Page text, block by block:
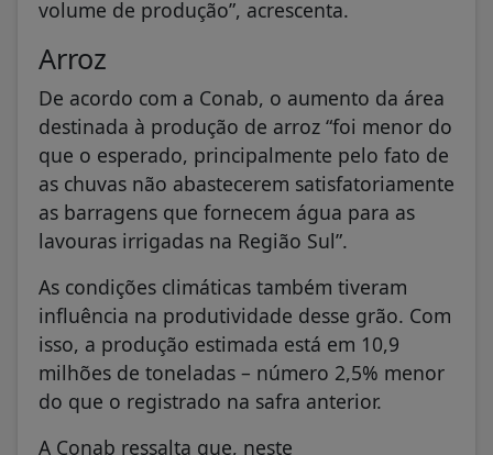
volume de produção”, acrescenta.
Arroz
De acordo com a Conab, o aumento da área
destinada à produção de arroz “foi menor do
que o esperado, principalmente pelo fato de
as chuvas não abastecerem satisfatoriamente
as barragens que fornecem água para as
lavouras irrigadas na Região Sul”.
As condições climáticas também tiveram
influência na produtividade desse grão. Com
isso, a produção estimada está em 10,9
milhões de toneladas – número 2,5% menor
do que o registrado na safra anterior.
A Conab ressalta que, neste